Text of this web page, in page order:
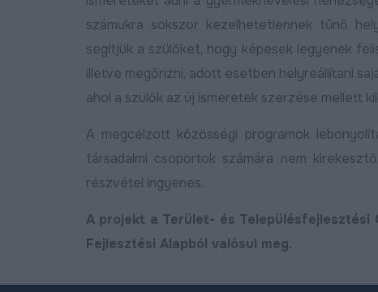
számukra sokszor kezelhetetlennek tűnő
segítjük a szülőket, hogy képesek legyenek
illetve megőrizni, adott esetben helyreállítani
ahol a szülők az új ismeretek szerzése mellett
A megcélzott közösségi programok
társadalmi csoportok számára nem
részvétel ingyenes.
A projekt a Terület- és Településfejlesztési
Fejlesztési Alapból valósul meg.